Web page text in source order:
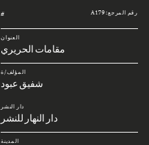
رقم المرجع: A179 #
العنوان
مقامات الحريري
المؤلف/ة
شفيق عبود
دار النشر
دار النهار للنشر
المدينة